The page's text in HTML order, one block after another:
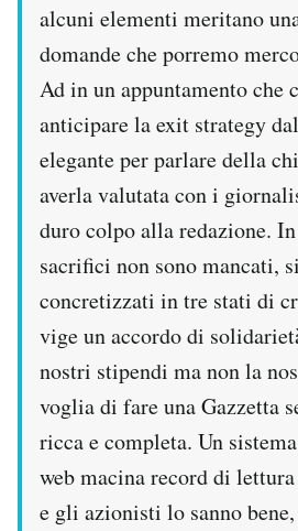
alcuni elementi meritano
domande che porremo
Ad in un appuntamento che
anticipare la exit strategy
elegante per parlare della
averla valutata con i
duro colpo alla redazione.
sacrifici non sono mancati,
concretizzati in tre stati di
vige un accordo di
nostri stipendi ma non la
voglia di fare una Gazzetta
ricca e completa. Un
web macina record di
e gli azionisti lo sanno